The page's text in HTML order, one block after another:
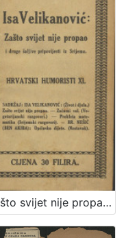
Zašto svijet nije propao i druge šaljive pripovijesti iz Srijema / Isa Velikanović